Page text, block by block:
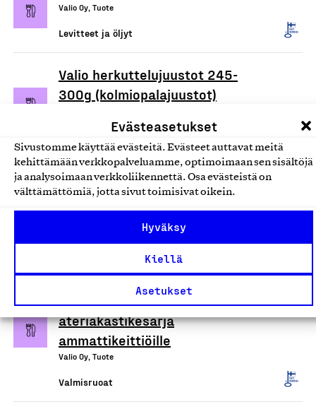
Evästeasetukset
Sivustomme käyttää evästeitä. Evästeet auttavat meitä
kehittämään verkkopalveluamme, optimoimaan sen sisältöjä
ja analysoimaan verkkoliikennettä. Osa evästeistä on
välttämättömiä, jotta sivut toimisivat oikein.
Hyväksy
Kiellä
Asetukset
Valio Oy, Tuote
Levitteet ja öljyt
Valio herkuttelujuustot 245-
300g (kolmiopalajuustot)
Oivariini levitteet, pehmeät
öljyt
Valio Oy, Tuote
Valio Gold & Green
käyttövalmis
ateriakastikesarja
ammattikeittiöille
Valio Oy, Tuote
Valmisruoat